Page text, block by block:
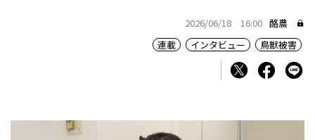
2026/06/18 16:00 酪農
連載
インタビュー 鳥獣被害